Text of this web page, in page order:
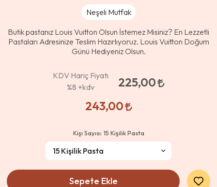
Neşeli Mutfak
Butik pastanız Louis Vuitton Olsun İstemez Misiniz? En Lezzetli
Pastaları Adresinize Teslim Hazırlıyoruz. Louis Vuitton Doğum
Günü Hediyeniz Olsun.
KDV Hariç Fiyatı
%8 +kdv
225,00
243,00
Kişi Sayısı: 15 Kişilik Pasta
Sepete Ekle